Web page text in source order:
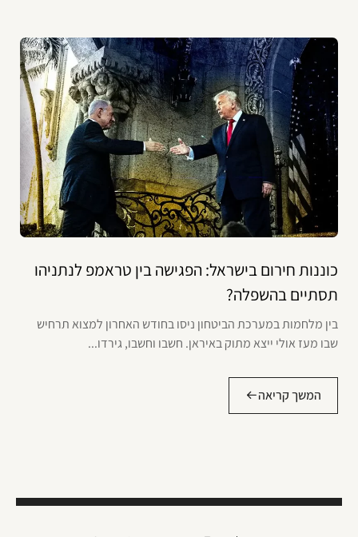
כוננות חירום בישראל: הפגישה בין טראמפ לנתניהו
תסתיים בהשפלה?
בין מלחמות במערכת הביטחון ניסו בחודש האחרון למצוא תרחיש
שבו מעז אולי ייצא מתוק באיראן. חשבו וחשבו, גירדו...
המשך קריאה